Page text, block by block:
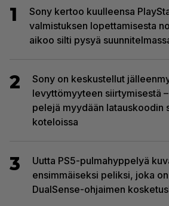
1
Sony kertoo kuulleensa
valmistuksen lopettamisesta
aikoo silti pysyä
2
Sony on keskustellut
levyttömyyteen siirtymisestä
pelejä myydään latauskoodin
koteloissa
3
Uutta PS5-pulmahyppelyä
ensimmäiseksi peliksi, joka
DualSense-ohjaimen